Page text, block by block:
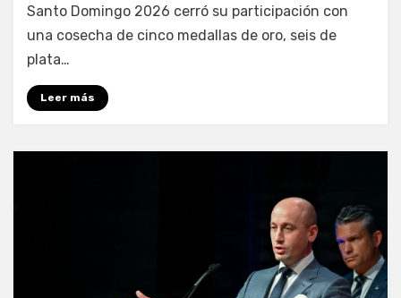
Santo Domingo 2026 cerró su participación con
una cosecha de cinco medallas de oro, seis de
plata…
Leer más